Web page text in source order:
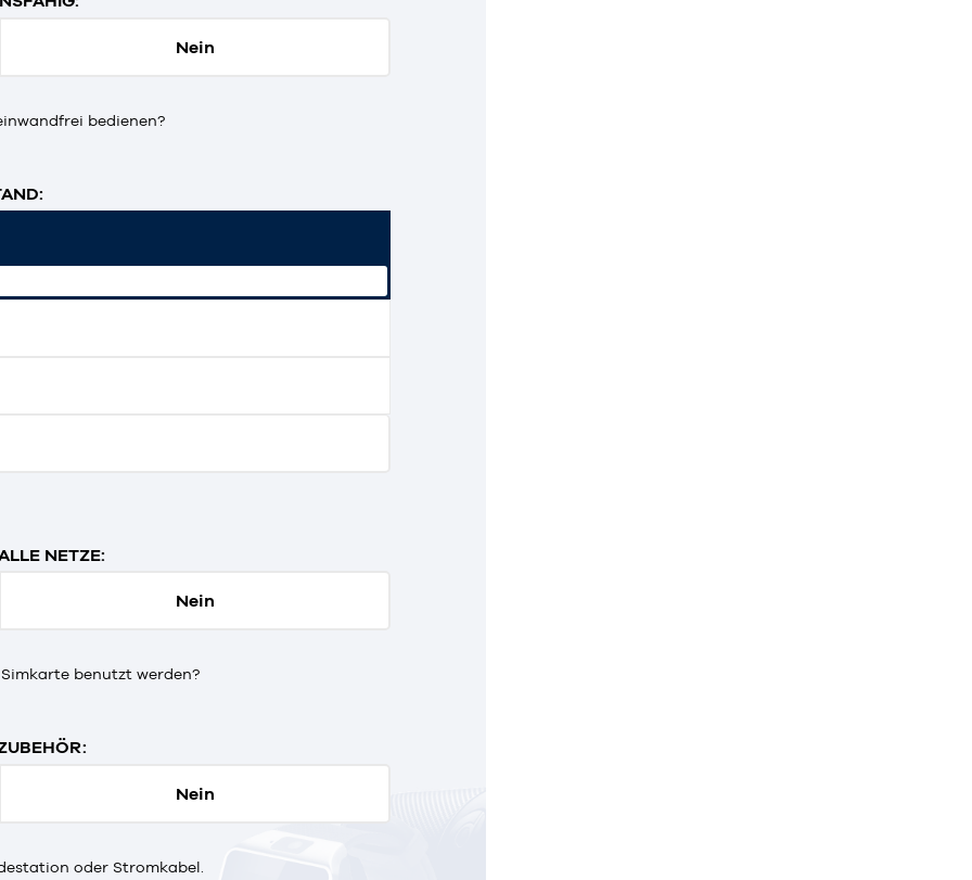
Nein
bedienen?
NETZE:
Nein
benutzt werden?
Nein
oder Stromkabel.